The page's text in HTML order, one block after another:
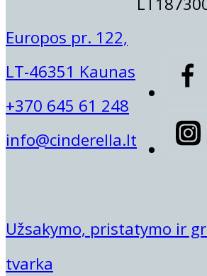
Rolanda Jonelienė
Europos pr. 122,
LT-46351 Kaunas
+370 645 61 248
info@cinderella.lt
Užsakymo, pristatymo ir
tvarka